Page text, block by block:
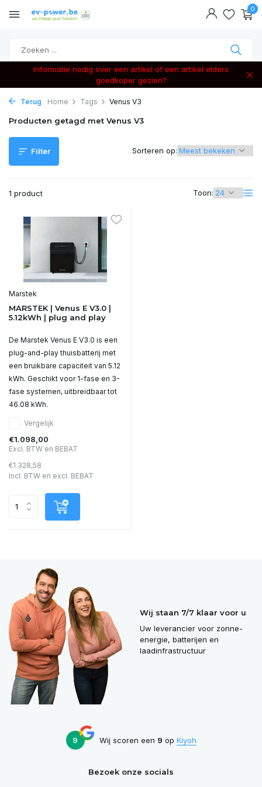
0
Informatie nodig over een artikel of een artikel elders
goedkoper gezien?
Terug Home Tags Venus V3
Producten getagd met Venus V3
Filter
1 product Toon:
Sorteren op:
Marstek
MARSTEK | Venus E V3.0 |
5.12kWh | plug and play
De Marstek Venus E V3.0 is een
plug-and-play thuisbatterij met
een bruikbare capaciteit van 5.12
kWh. Geschikt voor 1-fase en 3-
fase systemen, uitbreidbaar tot
46.08 kWh.
Vergelijk
€1.098,00
Excl. BTW en BEBAT
€1.328,58
Incl. BTW en excl. BEBAT
Wij staan 7/7 klaar voor u
Uw leverancier voor zonne-
energie, batterijen en
laadinfrastructuur
9 Wij scoren een 9 op Kiyoh
Bezoek onze socials